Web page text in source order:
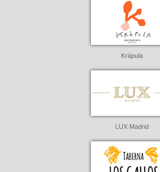
Krápula
LUX Madrid